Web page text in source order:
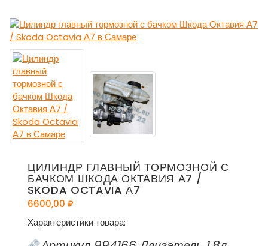
ЦИЛИНДР ГЛАВНЫЙ ТОРМОЗНОЙ С
БАЧКОМ ШКОДА ОКТАВИЯ А7 /
SKODA OCTAVIA А7
6600,00 ₽
Характеристики товара: